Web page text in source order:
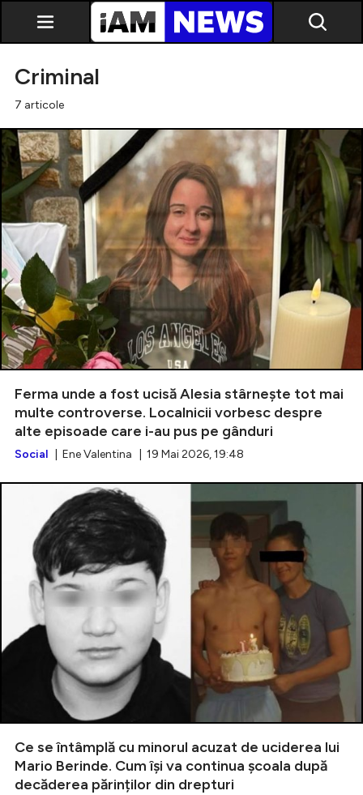
Exclusiv
Intră în cont
Criminal
7 articole
Ferma unde a fost ucisă Alesia stârnește tot mai
multe controverse. Localnicii vorbesc despre
alte episoade care i-au pus pe gânduri
Social | Ene Valentina | 19 Mai 2026, 19:48
Ce se întâmplă cu minorul acuzat de uciderea lui
Mario Berinde. Cum își va continua școala după
decăderea părinților din drepturi